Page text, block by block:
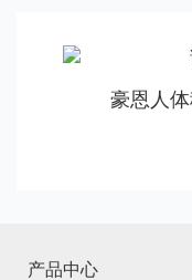
豪恩人
产品中心